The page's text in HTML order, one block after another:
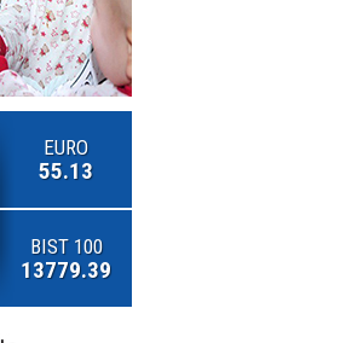
EURO
55.13
BIST 100
13779.39